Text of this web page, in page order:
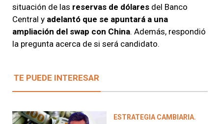
situación de las reservas de dólares del Banco
Central y adelantó que se apuntará a una
ampliación del swap con China. Además, respondió
la pregunta acerca de si será candidato.
TE PUEDE INTERESAR
ESTRATEGIA CAMBIARIA.